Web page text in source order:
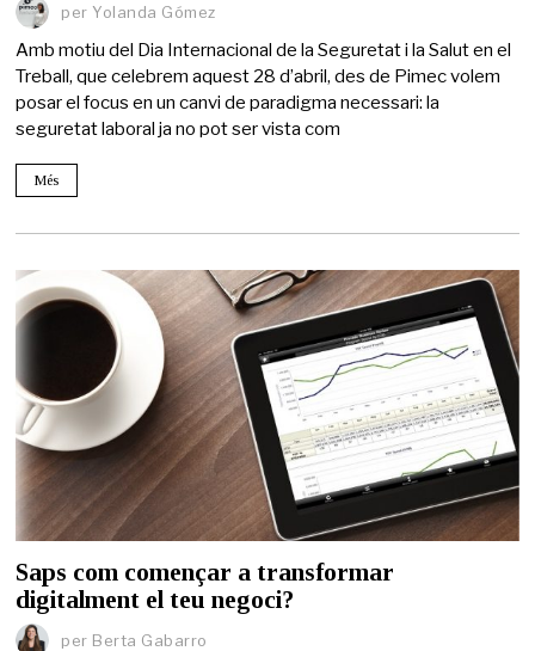
per Yolanda Gómez
Amb motiu del Dia Internacional de la Seguretat i la Salut en el
Treball, que celebrem aquest 28 d’abril, des de Pimec volem
posar el focus en un canvi de paradigma necessari: la
seguretat laboral ja no pot ser vista com
Més
Saps com començar a transformar
digitalment el teu negoci?
per Berta Gabarro